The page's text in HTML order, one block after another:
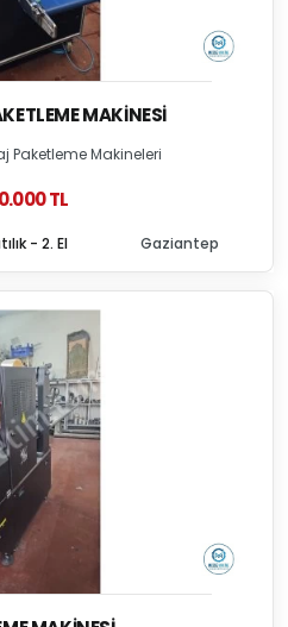
MAKINESI
Paketleme Makineleri
TL
- 2. El Gaziantep